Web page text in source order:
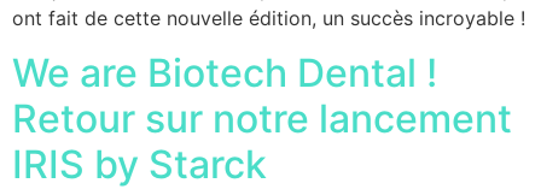
ont fait de cette nouvelle édition, un succès incroyable !
We are Biotech Dental !
Retour sur notre lancement
IRIS by Starck